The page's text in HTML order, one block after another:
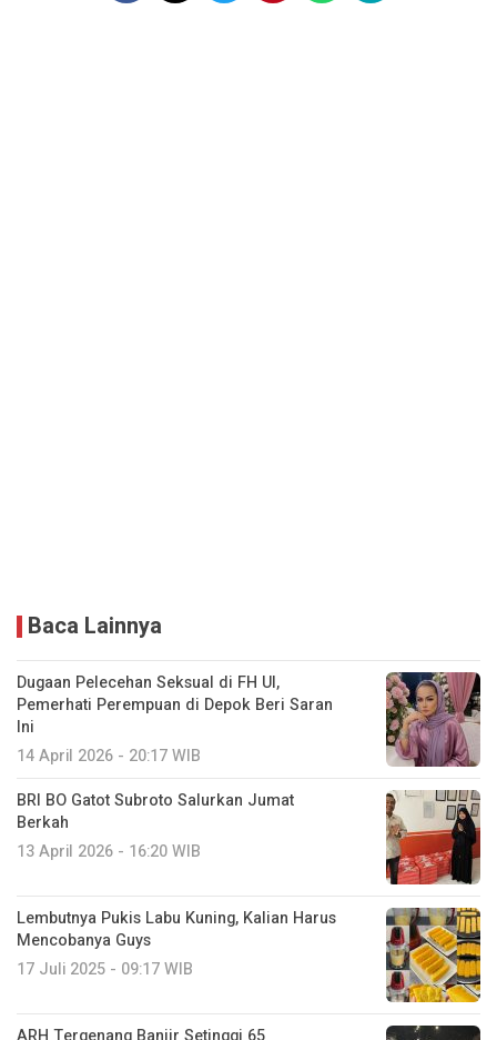
Baca Lainnya
Dugaan Pelecehan Seksual di FH UI,
Pemerhati Perempuan di Depok Beri Saran
Ini
14 April 2026 - 20:17 WIB
BRI BO Gatot Subroto Salurkan Jumat
Berkah
13 April 2026 - 16:20 WIB
Lembutnya Pukis Labu Kuning, Kalian Harus
Mencobanya Guys
17 Juli 2025 - 09:17 WIB